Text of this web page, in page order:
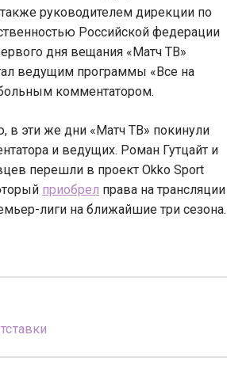
руководителем дирекции по
Российской федерации
дня вещания «Матч ТВ»
ведущим программы «Все на
комментатором.
в эти же дни «Матч ТВ» покинули
и ведущих. Роман Гутцайт и
перешли в проект Okko Sport
приобрел права на трансляции
лиги на ближайшие три сезона.